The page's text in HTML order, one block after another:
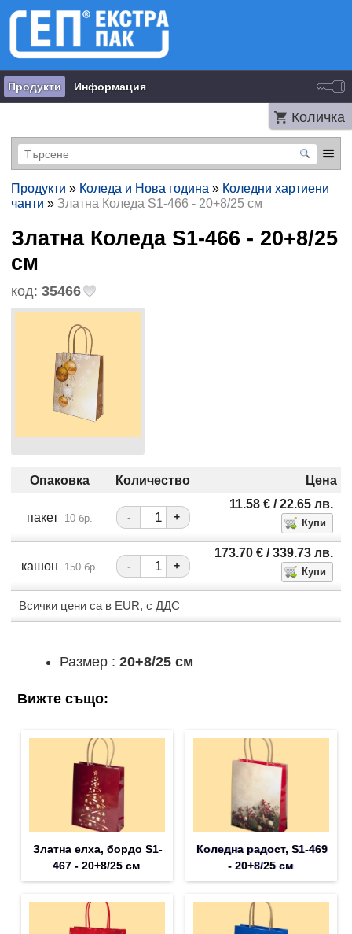
Продукти Информация
Количка
Продукти » Коледа и Нова година » Коледни хартиени
чанти » Златна Коледа S1-466 - 20+8/25 см
Златна Коледа S1-466 - 20+8/25
см
код: 35466
Опаковка Количество Цена
пакет 10 бр. - +
11.58 €/ 22.65 лв.
кашон 150 бр. - +
173.70 €/ 339.73 лв.
Всички цени са в EUR, с ДДС
Размер : 20+8/25 см
Вижте също:
Златна елха, бордо S1-
467 - 20+8/25 см
Коледна радост, S1-469
- 20+8/25 см